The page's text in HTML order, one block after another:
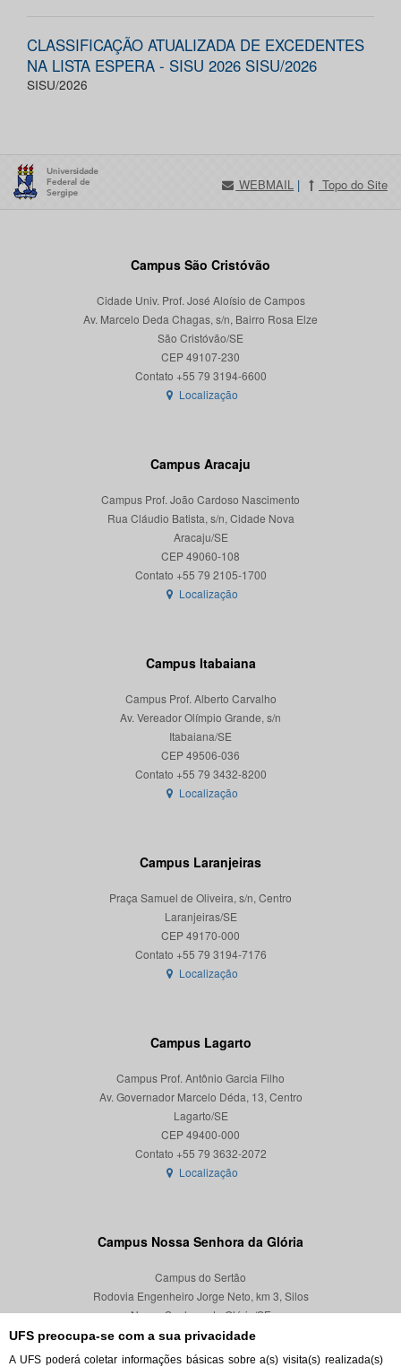
UFS preocupa-se com a sua privacidade
A UFS poderá coletar informações básicas sobre a(s) visita(s) realizada(s)
CLASSIFICAÇÃO ATUALIZADA DE EXCEDENTES
NA LISTA ESPERA - SISU 2026 SISU/2026
SISU/2026
WEBMAIL | Topo do Site
Campus São Cristóvão
Cidade Univ. Prof. José Aloísio de Campos
Av. Marcelo Deda Chagas, s/n, Bairro Rosa Elze
São Cristóvão/SE
CEP 49107-230
Localização
Campus Aracaju
Campus Prof. João Cardoso Nascimento
Rua Cláudio Batista, s/n, Cidade Nova
Aracaju/SE
CEP 49060-108
Localização
Campus Itabaiana
Campus Prof. Alberto Carvalho
Av. Vereador Olímpio Grande, s/n
Itabaiana/SE
CEP 49506-036
Localização
Campus Laranjeiras
Praça Samuel de Oliveira, s/n, Centro
Laranjeiras/SE
CEP 49170-000
Localização
Campus Lagarto
Campus Prof. Antônio Garcia Filho
Av. Governador Marcelo Déda, 13, Centro
Lagarto/SE
CEP 49400-000
Localização
Campus Nossa Senhora da Glória
Campus do Sertão
Rodovia Engenheiro Jorge Neto, km 3, Silos
Nossa Senhora da Glória/SE
CEP 49680-000